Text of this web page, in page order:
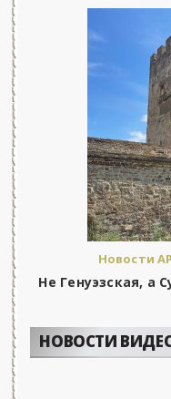
Новости
Не Генуэзская, а
НОВОСТИ